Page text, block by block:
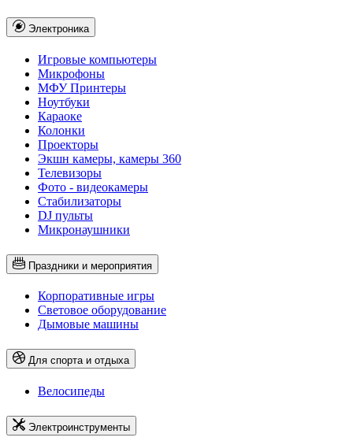
Электроника
Игровые компьютеры
Микрофоны
МФУ Принтеры
Ноутбуки
Караоке
Колонки
Проекторы
Экшн камеры, камеры 360
Телевизоры
Фото - видеокамеры
Стабилизаторы
DJ пульты
Микронаушники
Праздники и мероприятия
Корпоративные игры
Световое оборудование
Дымовые машины
Для спорта и отдыха
Велосипеды
Электроинструменты